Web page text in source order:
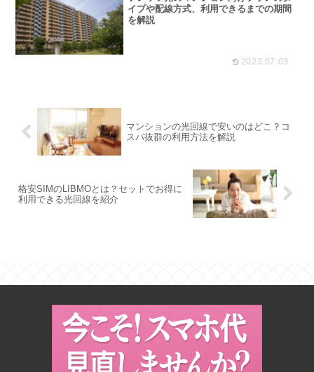
フレッツ光のマンション向けプランのタ
イプや配線方式、利用できるまでの期間
マンションの光回線で安いのはどこ？コ
格安SIMのLIBMOとは？セットでお得に
利用できる光回線を紹介